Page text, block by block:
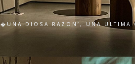
DIOSA RAZON’, UNA ULTIMA